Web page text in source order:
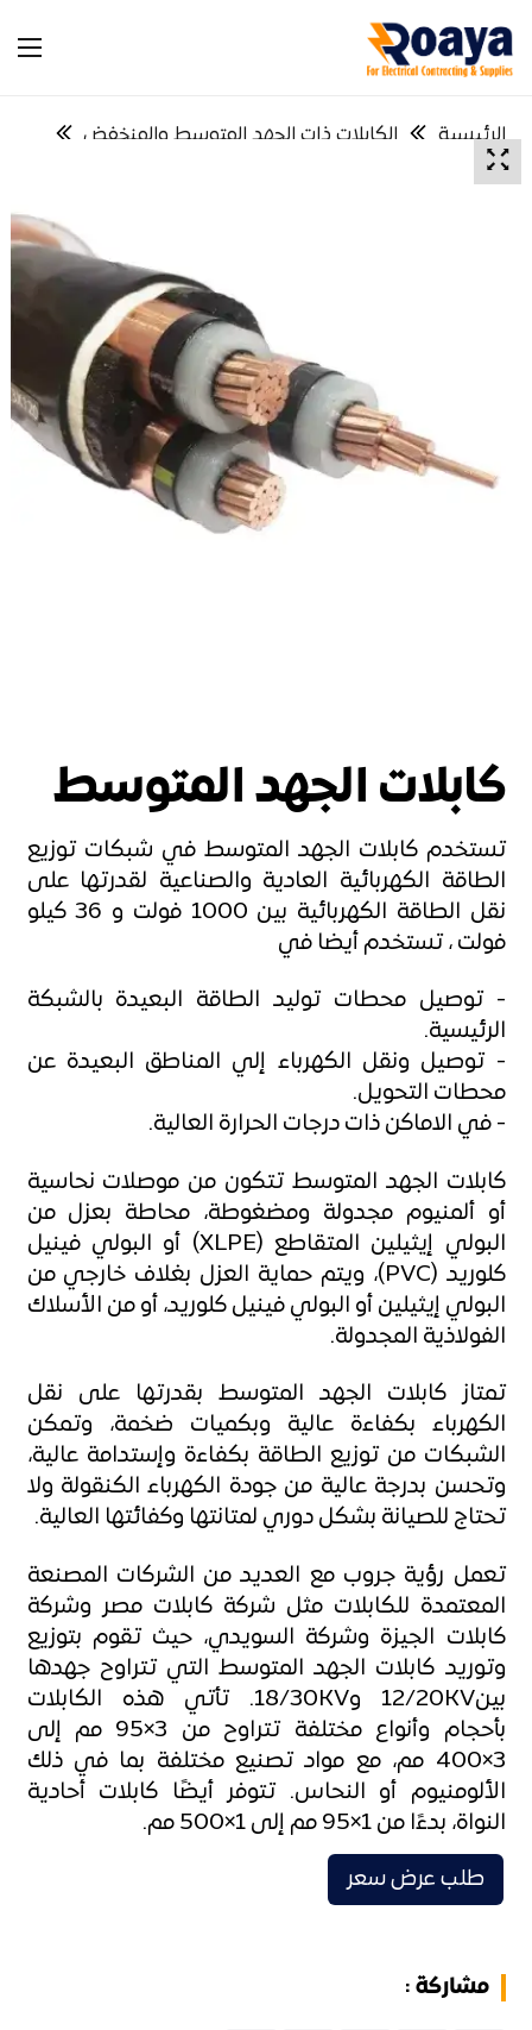
الرئيسية الكابلات ذات الجهد المتوسط والمنخفض
كابلات الجهد المتوسط
تستخدم كابلات الجهد المتوسط في شبكات توزيع
الطاقة الكهربائية العادية والصناعية لقدرتها على
نقل الطاقة الكهربائية بين 1000 فولت و 36 كيلو
فولت ، تستخدم أيضا في
- توصيل محطات توليد الطاقة البعيدة بالشبكة
الرئيسية.
- توصيل ونقل الكهرباء إلي المناطق البعيدة عن
محطات التحويل.
- في الاماكن ذات درجات الحرارة العالية.
كابلات الجهد المتوسط تتكون من موصلات نحاسية
أو ألمنيوم مجدولة ومضغوطة، محاطة بعزل من
البولي إيثيلين المتقاطع (XLPE) أو البولي فينيل
كلوريد (PVC)، ويتم حماية العزل بغلاف خارجي من
البولي إيثيلين أو البولي فينيل كلوريد، أو من الأسلاك
الفولاذية المجدولة.
تمتاز كابلات الجهد المتوسط بقدرتها على نقل
الكهرباء بكفاءة عالية وبكميات ضخمة، وتمكن
الشبكات من توزيع الطاقة بكفاءة وإستدامة عالية،
وتحسن بدرجة عالية من جودة الكهرباء الكنقولة ولا
تحتاج للصيانة بشكل دوري لمتانتها وكفائتها العالية.
تعمل رؤية جروب مع العديد من الشركات المصنعة
المعتمدة للكابلات مثل شركة كابلات مصر وشركة
كابلات الجيزة وشركة السويدي، حيث تقوم بتوزيع
وتوريد كابلات الجهد المتوسط التي تتراوح جهدها
بين12/20KV و18/30KV. تأتي هذه الكابلات
بأحجام وأنواع مختلفة تتراوح من 3×95 مم إلى
3×400 مم، مع مواد تصنيع مختلفة بما في ذلك
الألومنيوم أو النحاس. تتوفر أيضًا كابلات أحادية
النواة، بدءًا من 1×95 مم إلى 1×500 مم.
طلب عرض سعر
مشاركة :